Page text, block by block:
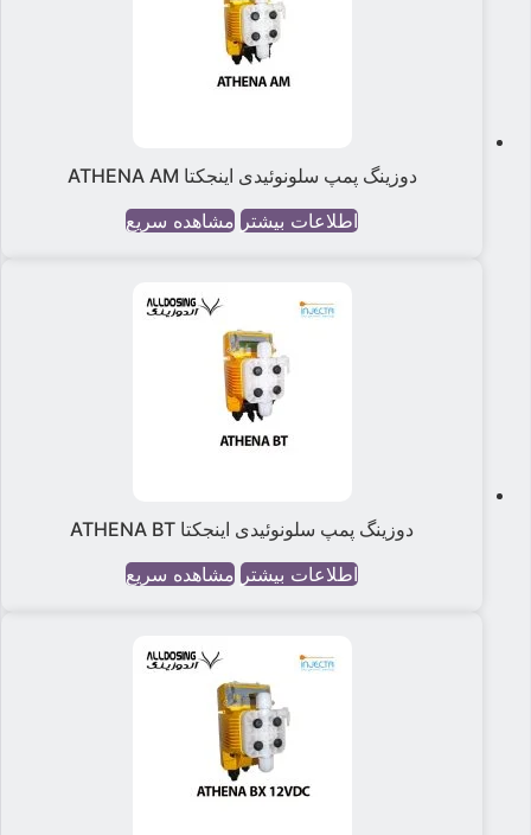
دوزینگ پمپ سلونوئیدی اینجکتا ATHENA AM
اطلاعات بیشتر مشاهده سریع
دوزینگ پمپ سلونوئیدی اینجکتا ATHENA BT
اطلاعات بیشتر مشاهده سریع